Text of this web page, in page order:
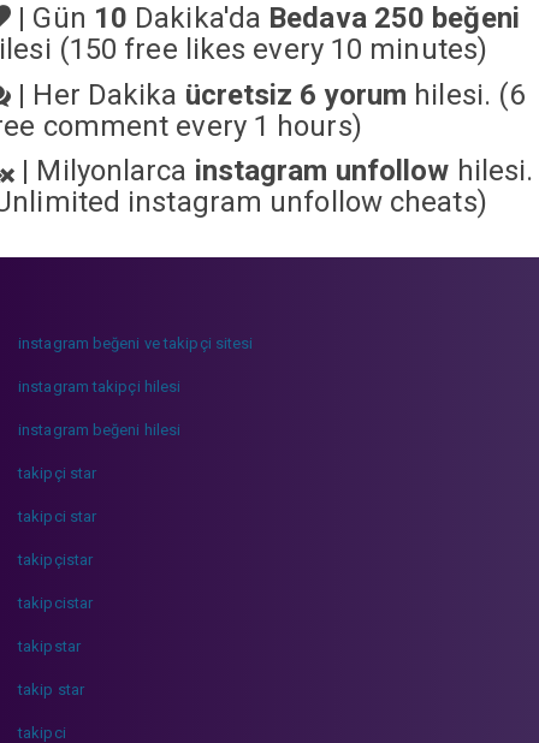
| Gün 10 Dakika'da Bedava 250 beğeni
(150 free likes every 10 minutes)
| Her Dakika ücretsiz 6 yorum hilesi. (6
comment every 1 hours)
| Milyonlarca instagram unfollow hilesi.
instagram unfollow cheats)
instagram beğeni ve takipçi sitesi
instagram takipçi hilesi
instagram beğeni hilesi
takipçi star
takipci star
takipçistar
takipcistar
takipstar
takip star
takipci